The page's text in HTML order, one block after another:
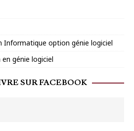
Informatique option génie logiciel
génie logiciel
SUR FACEBOOK